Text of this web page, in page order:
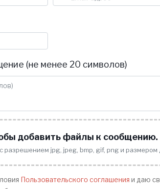
(не менее 20 символов)
добавить файлы к сообщению.
разрешением jpg, jpeg, bmp, gif, png и размером
Пользовательского соглашения и даю